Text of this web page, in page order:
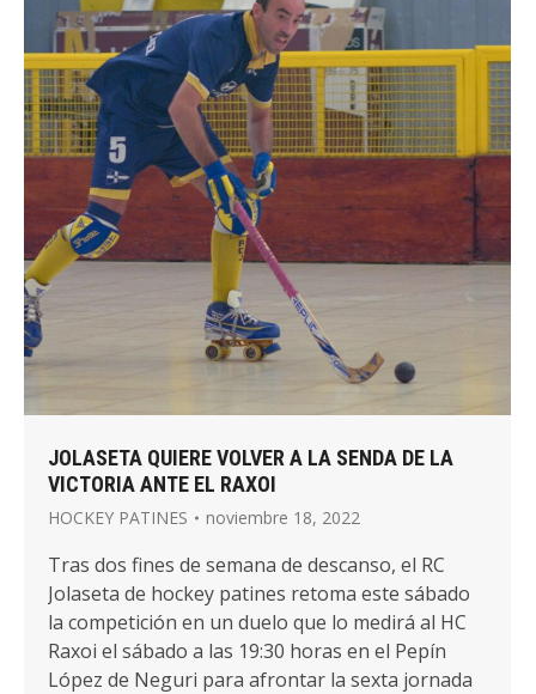
JOLASETA QUIERE VOLVER A LA SENDA DE LA
VICTORIA ANTE EL RAXOI
HOCKEY PATINES noviembre 18, 2022
Tras dos fines de semana de descanso, el RC
Jolaseta de hockey patines retoma este sábado
la competición en un duelo que lo medirá al HC
Raxoi el sábado a las 19:30 horas en el Pepín
López de Neguri para afrontar la sexta jornada